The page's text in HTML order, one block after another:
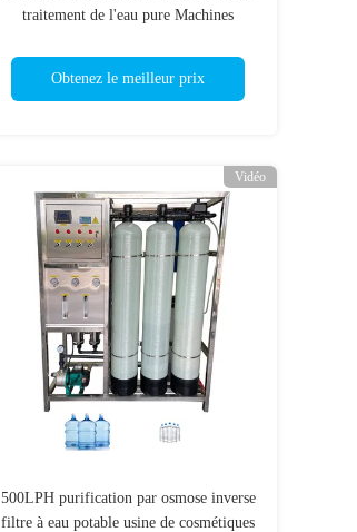
traitement de l'eau pure Machines
Obtenez le meilleur prix
Vidéo
500LPH purification par osmose inverse
filtre à eau potable usine de cosmétiques